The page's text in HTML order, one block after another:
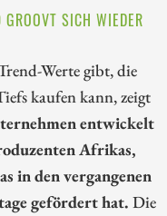
SICH WIEDER
Werte gibt, die
kaufen kann, zeigt
entwickelt
Afrikas,
in den vergangenen
gefördert hat. Die